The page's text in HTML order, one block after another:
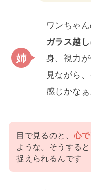
ワンちゃ
ガラス越し
身、視力
見ながら
感じかなぁ
目で見るのと、心
ような。そうする
捉えられるんです